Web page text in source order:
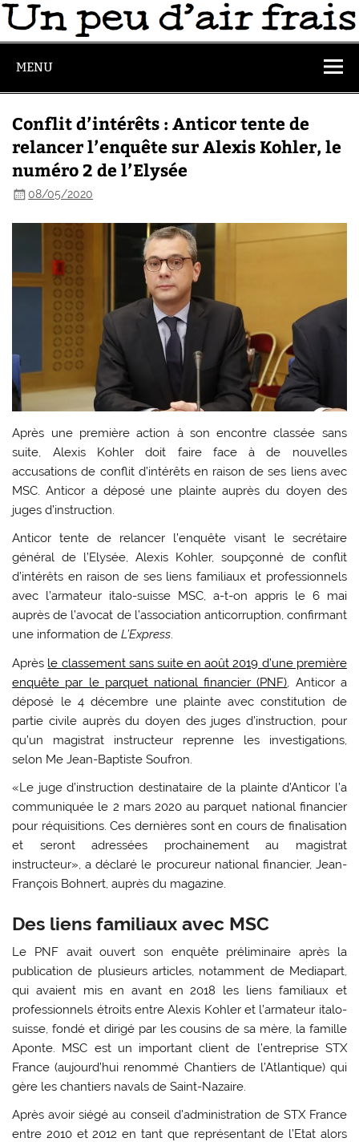
MENU
Conflit d’intérêts : Anticor tente de
relancer l’enquête sur Alexis Kohler, le
numéro 2 de l’Elysée
08/05/2020
Après une première action à son encontre classée sans
suite, Alexis Kohler doit faire face à de nouvelles
accusations de conflit d’intérêts en raison de ses liens avec
MSC. Anticor a déposé une plainte auprès du doyen des
juges d’instruction.
Anticor tente de relancer l’enquête visant le secrétaire
général de l’Elysée, Alexis Kohler, soupçonné de conflit
d’intérêts en raison de ses liens familiaux et professionnels
avec l’armateur italo-suisse MSC, a-t-on appris le 6 mai
auprès de l’avocat de l’association anticorruption, confirmant
une information deL’Express.
Après le classement sans suite en août 2019 d’une première
enquête par le parquet national financier (PNF) , Anticor a
déposé le 4 décembre une plainte avec constitution de
partie civile auprès du doyen des juges d’instruction, pour
qu’un magistrat instructeur reprenne les investigations,
selon Me Jean-Baptiste Soufron.
«Le juge d’instruction destinataire de la plainte d’Anticor l’a
communiquée le 2 mars 2020 au parquet national financier
pour réquisitions. Ces dernières sont en cours de finalisation
et seront adressées prochainement au magistrat
instructeur», a déclaré le procureur national financier, Jean-
François Bohnert, auprès du magazine.
Des liens familiaux avec MSC
Le PNF avait ouvert son enquête préliminaire après la
publication de plusieurs articles, notamment de Mediapart,
qui avaient mis en avant en 2018 les liens familiaux et
professionnels étroits entre Alexis Kohler et l’armateur italo-
suisse, fondé et dirigé par les cousins de sa mère, la famille
Aponte. MSC est un important client de l’entreprise STX
France (aujourd’hui renommé Chantiers de l’Atlantique) qui
gère les chantiers navals de Saint-Nazaire.
Après avoir siégé au conseil d’administration de STX France
entre 2010 et 2012 en tant que représentant de l’Etat alors